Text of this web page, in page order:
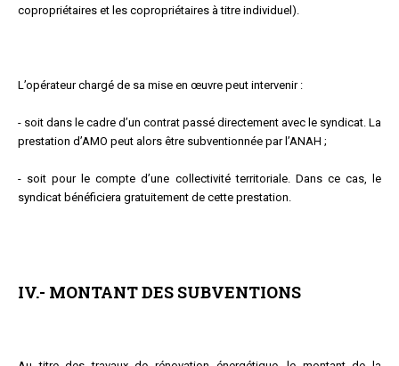
copropriétaires et les copropriétaires à titre individuel).
L’opérateur chargé de sa mise en œuvre peut intervenir :
- soit dans le cadre d’un contrat passé directement avec le syndicat. La
prestation d’AMO peut alors être subventionnée par l’ANAH ;
- soit pour le compte d’une collectivité territoriale. Dans ce cas, le
syndicat bénéficiera gratuitement de cette prestation.
IV.- MONTANT DES SUBVENTIONS